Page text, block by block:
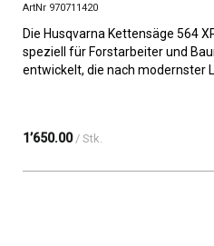
ArtNr 970711420
Die Husqvarna Kettensäge 564
speziell für Forstarbeiter und
entwickelt, die nach modernster
1’650.00 / Stk.